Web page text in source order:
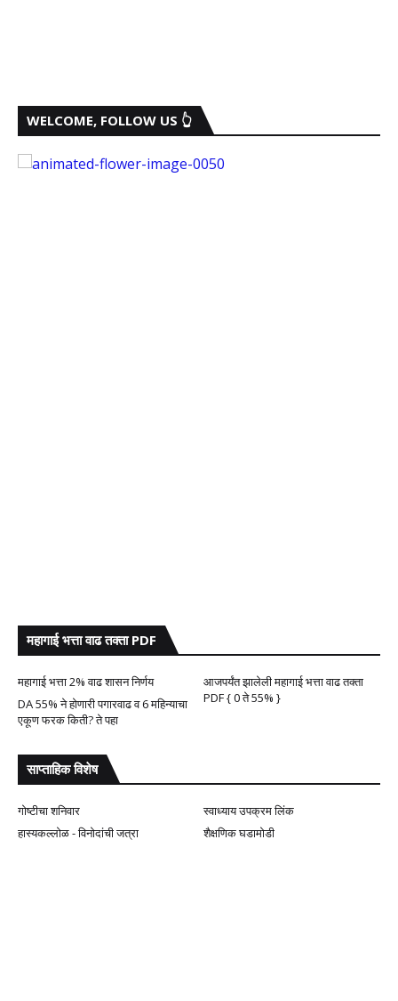
WELCOME, FOLLOW US 👆
महागाई भत्ता वाढ तक्ता PDF
महागाई भत्ता 2% वाढ शासन निर्णय
आजपर्यंत झालेली महागाई भत्ता वाढ तक्ता
PDF { 0 ते 55% }
DA 55% ने होणारी पगारवाढ व 6 महिन्याचा
एकूण फरक किती? ते पहा
साप्ताहिक विशेष
गोष्टीचा शनिवार
स्वाध्याय उपक्रम लिंक
हास्यकल्लोळ - विनोदांची जत्रा
शैक्षणिक घडामोडी